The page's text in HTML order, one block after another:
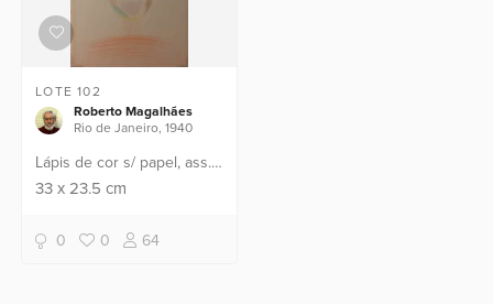
LOTE 102
Roberto Magalhães
Rio de Janeiro, 1940
Lápis de cor s/ papel, ass.
dat. 1982 inf. dir.
33x 23.5cm
0 0 64